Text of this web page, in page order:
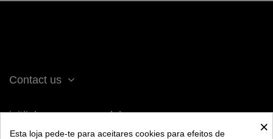
Contact us
iqitlinksmanager module
×
Esta loja pede-te para aceitares cookies para efeitos de